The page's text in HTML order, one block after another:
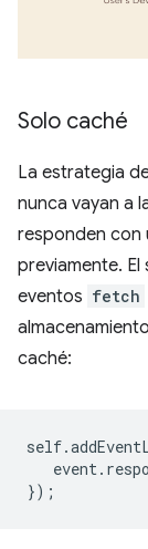
Solo caché
La estrategia
nunca vayan a
responden con
previamente.
eventos fetch
caché:
self.
event.
});